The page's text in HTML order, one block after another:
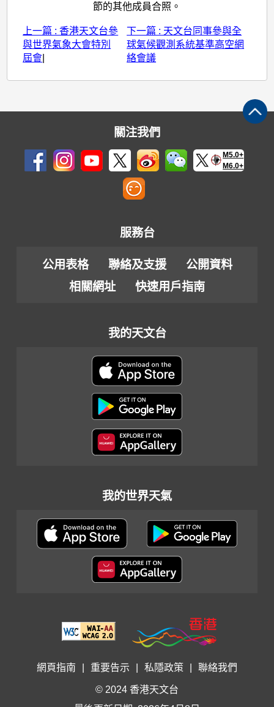
節的其他成員合照。
上一篇 : 香港天文台參
與世界氣象大會特別
屆會
下一篇 : 天文台同事參與全
球氣候觀測系統基準高空網
絡會議
關注我們
M5.0+
M6.0+
服務台
公用表格 聯絡及支援
公開資料
相關網址
快速用戶指南
我的天文台
我的世界天氣
網頁指南 重要告示 私隱政策 聯絡我們
© 2024 香港天文台